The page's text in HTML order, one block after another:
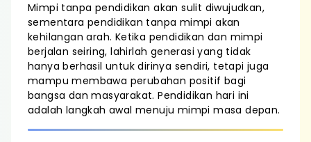
Mimpi tanpa pendidikan akan sulit diwujudkan,
sementara pendidikan tanpa mimpi akan
kehilangan arah. Ketika pendidikan dan mimpi
berjalan seiring, lahirlah generasi yang tidak
hanya berhasil untuk dirinya sendiri, tetapi juga
mampu membawa perubahan positif bagi
bangsa dan masyarakat. Pendidikan hari ini
adalah langkah awal menuju mimpi masa depan.